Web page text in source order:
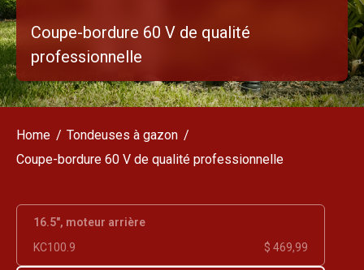
Coupe-bordure 60 V de qualité
professionnelle
Home
Tondeuses à gazon
Coupe-bordure 60 V de qualité professionnelle
16.5", moteur arrière
KC100.9
$ 469,99